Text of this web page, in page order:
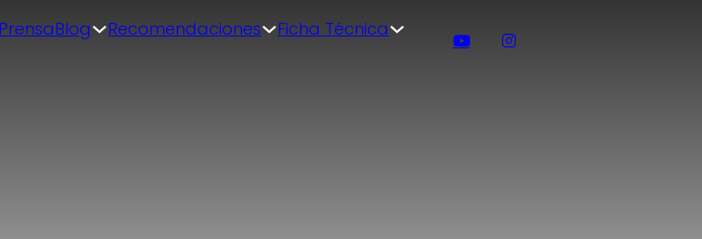
PrensaBlog Recomendaciones
Ficha Técnica